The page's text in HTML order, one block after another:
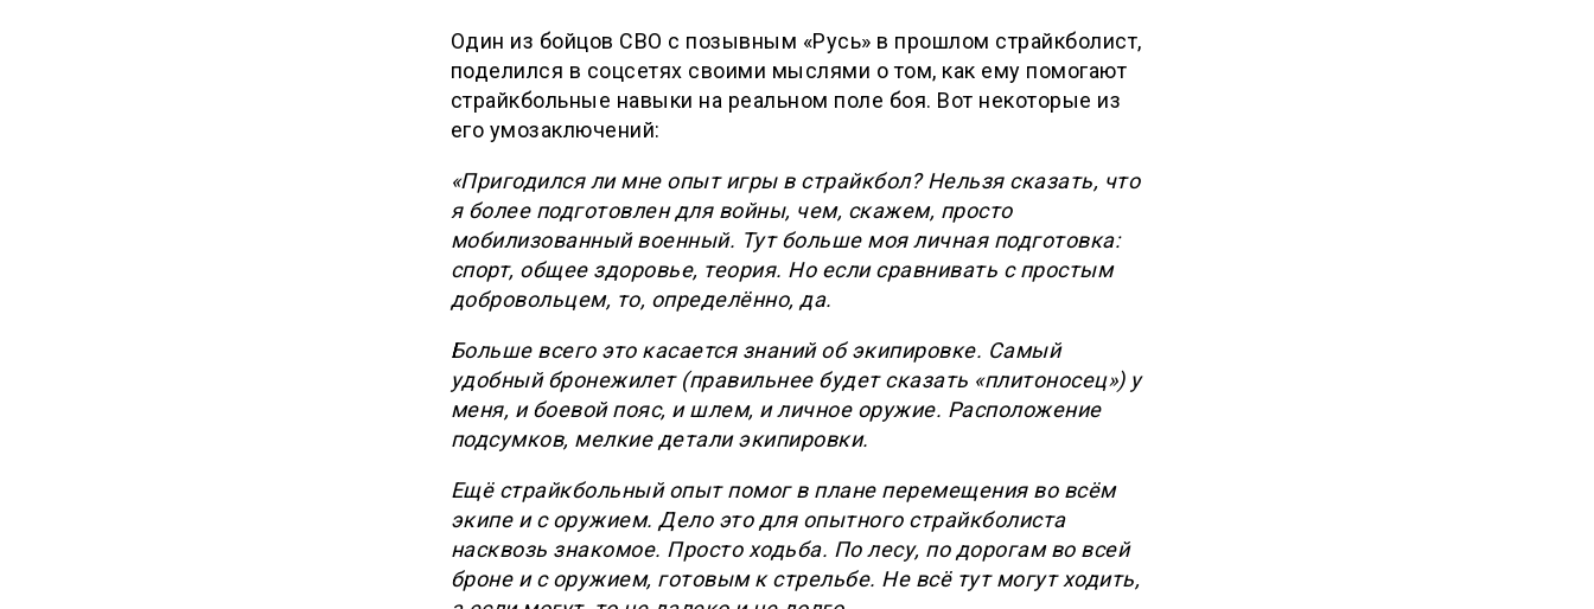
Один из бойцов СВО с позывным «Русь» в прошлом страйкболист,
поделился в соцсетях своими мыслями о том, как ему помогают
страйкбольные навыки на реальном поле боя. Вот некоторые из
его умозаключений:
«Пригодился ли мне опыт игры в страйкбол? Нельзя сказать, что
я более подготовлен для войны, чем, скажем, просто
мобилизованный военный. Тут больше моя личная подготовка:
спорт, общее здоровье, теория. Но если сравнивать с простым
добровольцем, то, определённо, да.
Больше всего это касается знаний об экипировке. Самый
удобный бронежилет (правильнее будет сказать «плитоносец») у
меня, и боевой пояс, и шлем, и личное оружие. Расположение
подсумков, мелкие детали экипировки.
Ещё страйкбольный опыт помог в плане перемещения во всём
экипе и с оружием. Дело это для опытного страйкболиста
насквозь знакомое. Просто ходьба. По лесу, по дорогам во всей
броне и с оружием, готовым к стрельбе. Не всё тут могут ходить,